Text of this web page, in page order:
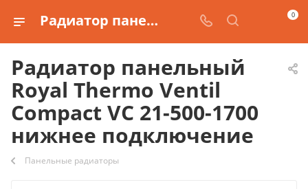
Радиатор панельный Royal Thermo Ventil Compact VC 21-500-1700 нижнее подключение купить 0
Радиатор панельный
Royal Thermo Ventil
Compact VC 21-500-1700
нижнее подключение
Панельные радиаторы